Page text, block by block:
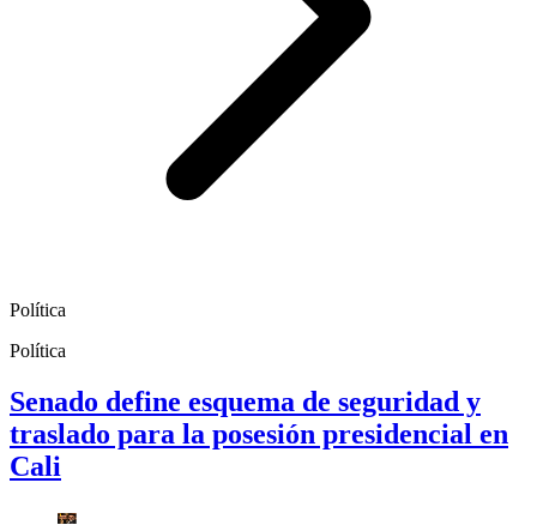
Política
Política
Senado define esquema de seguridad y
traslado para la posesión presidencial en
Cali